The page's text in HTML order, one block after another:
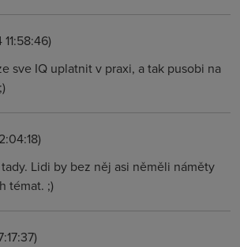
11:58:46)
sve IQ uplatnit v praxi, a tak pusobi na
Lidi by bez něj asi něměli náměty
témat. ;)